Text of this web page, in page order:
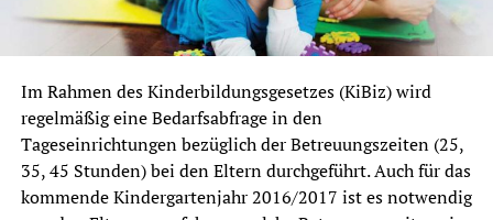
Im Rahmen des Kinderbildungsgesetzes (KiBiz) wird
regelmäßig eine Bedarfsabfrage in den
Tageseinrichtungen bezüglich der Betreuungszeiten (25,
35, 45 Stunden) bei den Eltern durchgeführt. Auch für das
kommende Kindergartenjahr 2016/2017 ist es notwendig